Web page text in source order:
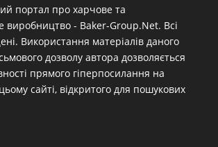
портал про харчове та
виробництво - Baker-Group.Net. Всі
Використання матеріалів даного
дозволу автора дозволяється
прямого гіперпосилання на
сайті, відкритого для пошукових